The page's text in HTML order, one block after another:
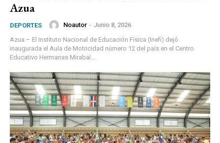
Azua
DEPORTES Noautor - Junio 8, 2026
Azua.– El Instituto Nacional de Educación Física (Inefi) dejó
inaugurada el Aula de Motricidad número 12 del país en el Centro
Educativo Hermanas Mirabal...